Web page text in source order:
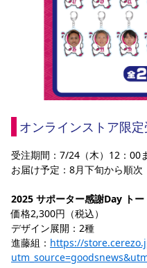
オンラインストア限
受注期間：7/24（木）12：00
お届け予定：8月下旬から順次
2025 サポーター感謝Day トー
価格2,300円（税込）
デザイン展開：2種
進藤組： https://